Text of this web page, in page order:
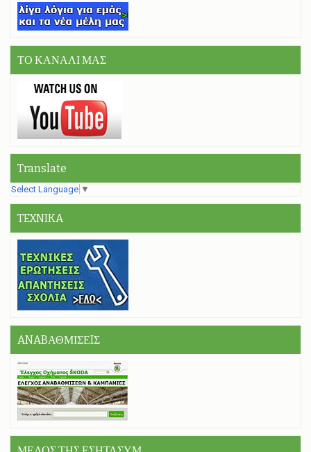
ΤΟ ΚΑΝΑΛΙ ΜΑΣ
Translate
Select Language ▼
TEXNIKA
ANABΑΘΜΙΣΕIΣ